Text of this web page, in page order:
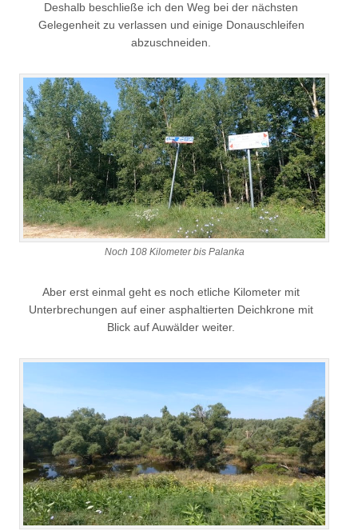
Deshalb beschließe ich den Weg bei der nächsten
Gelegenheit zu verlassen und einige Donauschleifen
abzuschneiden.
Noch 108 Kilometer bis Palanka
Aber erst einmal geht es noch etliche Kilometer mit
Unterbrechungen auf einer asphaltierten Deichkrone mit
Blick auf Auwälder weiter.